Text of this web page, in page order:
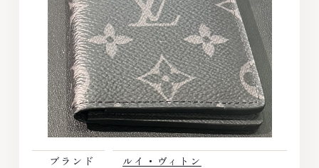
ブランド
ルイ・ヴィトン